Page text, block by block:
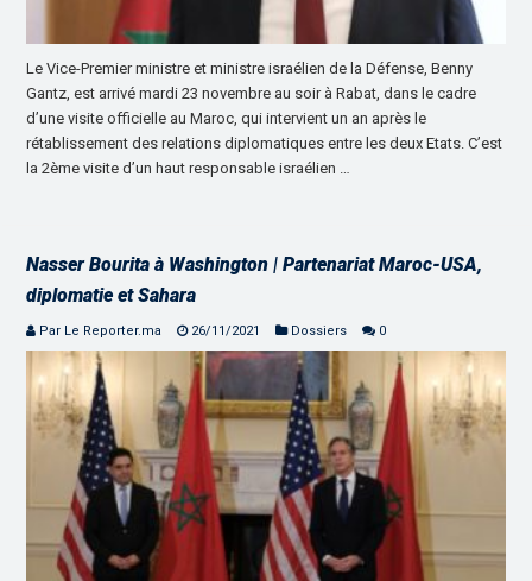
Le Vice-Premier ministre et ministre israélien de la Défense, Benny
Gantz, est arrivé mardi 23 novembre au soir à Rabat, dans le cadre
d’une visite officielle au Maroc, qui intervient un an après le
rétablissement des relations diplomatiques entre les deux Etats. C’est
la 2ème visite d’un haut responsable israélien …
Nasser Bourita à Washington | Partenariat Maroc-USA,
diplomatie et Sahara
Par Le Reporter.ma 26/11/2021 Dossiers 0